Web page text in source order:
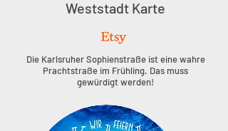
Weststadt Karte
Die Karlsruher Sophienstraße ist eine wahre
Prachtstraße im Frühling. Das muss
gewürdigt werden!